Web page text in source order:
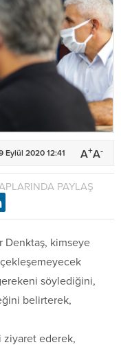
Eylül 2020 12:41 A+A-
PAYLAŞ
Denktaş, kimseye
söylediğini,
belirterek,
ziyaret ederek,